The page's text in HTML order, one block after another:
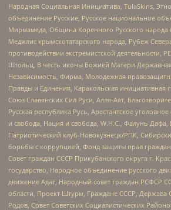
Народная Социальная Инициатива, TulaSkins,
объединение Русские, Русское национальное
Мирмамеда, Община Коренного Русского народа
Меджлис крымскотатарского народа, Рубеж
противодействии экстремистской деятельности,
Штольц, В честь иконы Божией Матери
Независимость, Фирма, Молодежная
Правды и Единения, Каракольская инициативная
Союз Славянских Сил Руси, Алля-Аят,
Русская республика Русь, Арестантское
и свобода, Нация и свобода, W.H.С., Фалунь
Патриотический клуб-Новокузнецк/РПК,
борьбы с коррупцией, Фонд защиты прав
Совет граждан СССР Прикубанского округа г.
государство, Народное объединение русского
движение Адат, Народный совет граждан РСФСР
области, Проект Штурм, Граждане СССР, Держава
Родов, Совет Советских Социалистических